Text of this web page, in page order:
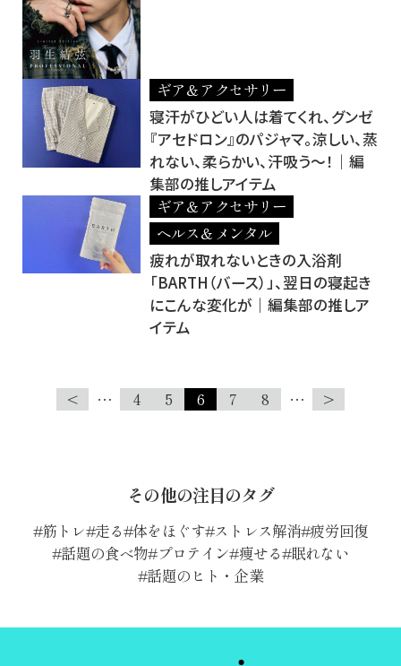
ギア＆アクセサリー
寝汗がひどい人は着てくれ、グンゼ
『アセドロン』のパジャマ。涼しい、蒸
れない、柔らかい、汗吸う～！｜編
集部の推しアイテム
ギア＆アクセサリー
ヘルス＆メンタル
疲れが取れないときの入浴剤
「BARTH（バース）」、翌日の寝起き
にこんな変化が｜編集部の推しア
イテム
< … 4 5 6 7 8 … >
その他の注目のタグ
筋トレ 走る 体をほぐす ストレス解消 疲労回復
話題の食べ物 プロテイン 痩せる 眠れない
話題のヒト・企業